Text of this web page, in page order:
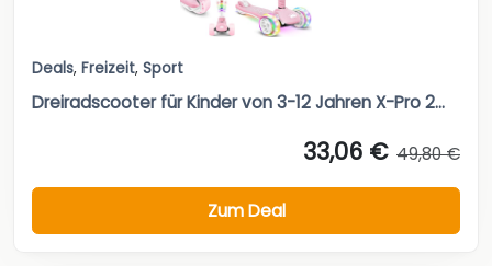
Deals, Freizeit, Sport
Dreiradscooter für Kinder von 3-12 Jahren X-Pro 2...
33,06 € 49,80 €
Zum Deal